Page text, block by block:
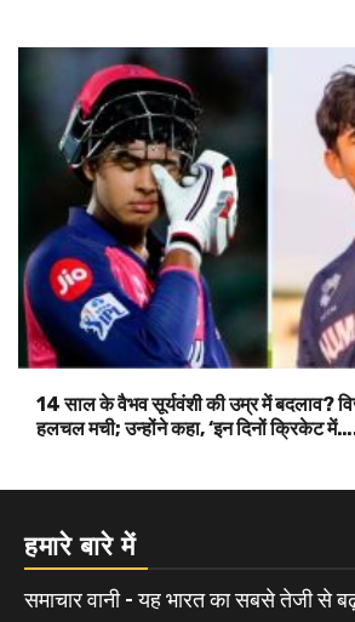
14 साल के वैभव सूर्यवंशी की उम्र में बदलाव?
हलचल मची; उन्होंने कहा, ‘इन दिनों क्रिकेट
हमारे बारे में
समाचार वानी - यह भारत का सबसे तेजी से